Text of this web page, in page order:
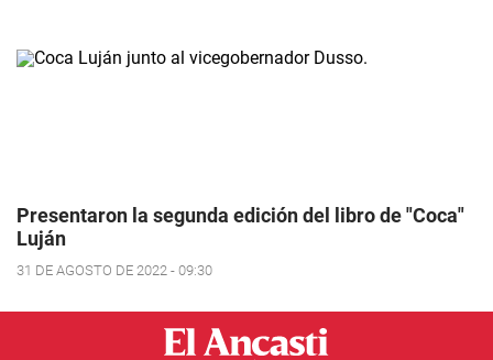
Presentaron la segunda edición del libro de "Coca"
Luján
31 DE AGOSTO DE 2022 - 09:30